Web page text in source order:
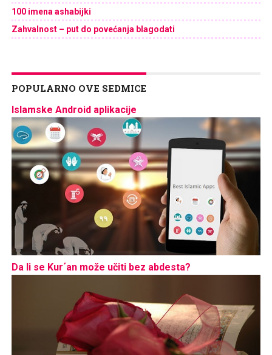
100 imena ashabijki
Zahvalnost – put do povećanja blagodati
POPULARNO OVE SEDMICE
Islamske Android aplikacije
Da li se Kur´an može učiti bez abdesta?